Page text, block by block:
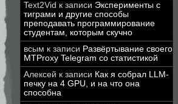
Text2Vid к записи Эксперименты с
тиграми и другие способы
преподавать программирование
студентам, которым скучно
всым к записи Развёртывание своего
MTProxy Telegram со статистикой
Алексей к записи Как я собрал LLM-
печку на 4 GPU, и на что она
способна